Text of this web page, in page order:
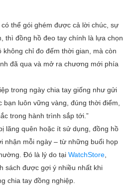
thể gói ghém được cả lời chúc, sự
thì đồng hồ đeo tay chính là lựa chọn
không chỉ đo đếm thời gian, mà còn
đã qua và mở ra chương mới phía
trong ngày chia tay giống như gửi
bạn luôn vững vàng, đúng thời điểm,
trong hành trình sắp tới.”
lãng quên hoặc ít sử dụng, đồng hồ
nhận mỗi ngày – từ những buổi họp
Đó là lý do tại WatchStore
sách được gợi ý nhiều nhất khi
chia tay đồng nghiệp.